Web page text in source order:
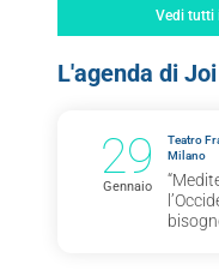
Vedi tutti
L'agenda di Joi
29
Gennaio
Teatro
Milano